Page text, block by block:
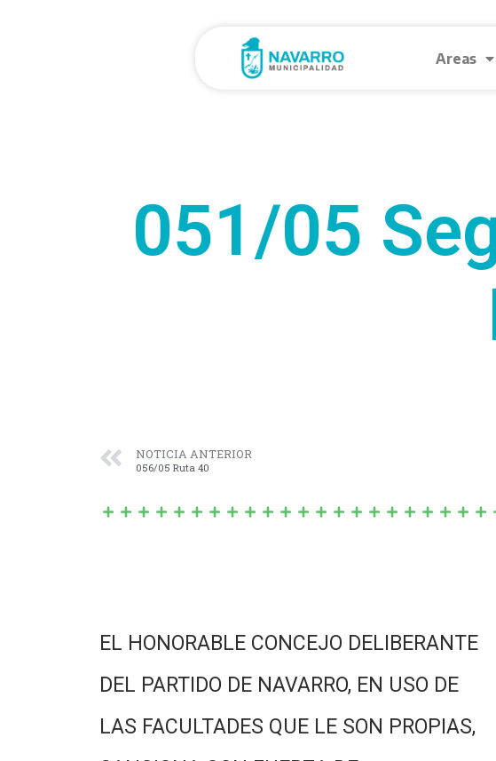
Areas
051/05
NOTICIA ANTERIOR
056/05 Ruta 40
EL HONORABLE CONCEJO DELIBERANTE
DEL PARTIDO DE NAVARRO, EN USO DE
LAS FACULTADES QUE LE SON PROPIAS,